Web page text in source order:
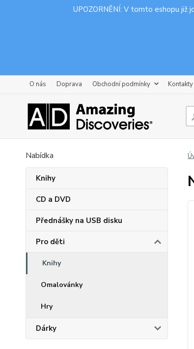
UPOZORNĚNÍ: V tomto eshopu již
O nás Doprava Obchodní podmínky Kontakty
Nabídka
Knihy
CD a DVD
Přednášky na USB disku
Pro děti
Knihy
Omalovánky
Hry
Dárky